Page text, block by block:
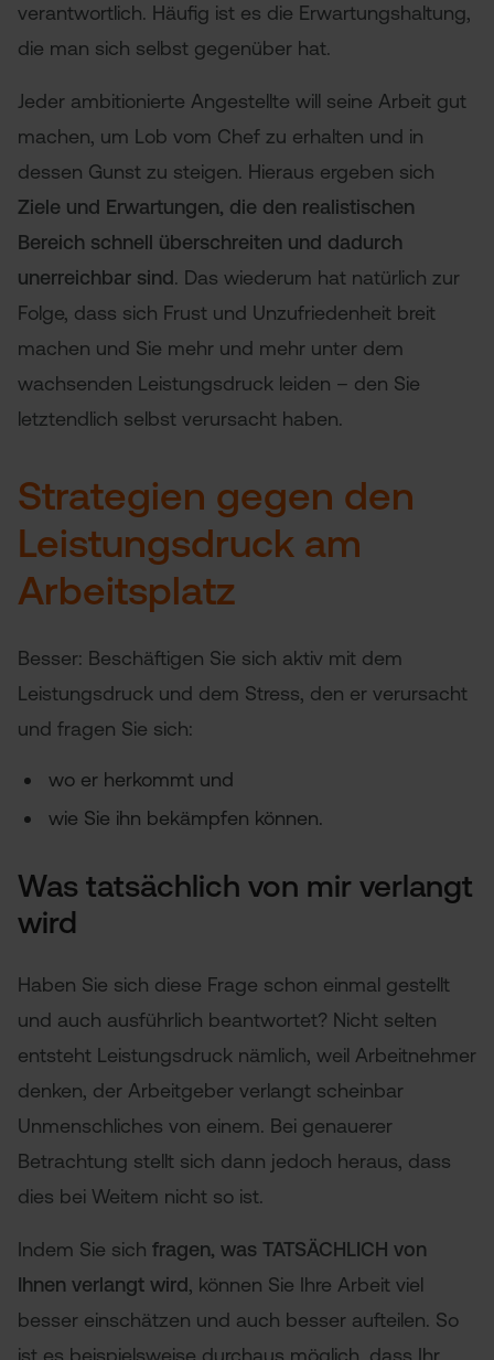
verantwortlich. Häufig ist es die Erwartungshaltung,
die man sich selbst gegenüber hat.
Jeder ambitionierte Angestellte will seine Arbeit gut
machen, um Lob vom Chef zu erhalten und in
dessen Gunst zu steigen. Hieraus ergeben sich
Ziele und Erwartungen, die den realistischen
Bereich schnell überschreiten und dadurch
unerreichbar sind. Das wiederum hat natürlich zur
Folge, dass sich Frust und Unzufriedenheit breit
machen und Sie mehr und mehr unter dem
wachsenden Leistungsdruck leiden – den Sie
letztendlich selbst verursacht haben.
Strategien gegen den
Leistungsdruck am
Arbeitsplatz
Besser: Beschäftigen Sie sich aktiv mit dem
Leistungsdruck und dem Stress, den er verursacht
und fragen Sie sich:
wo er herkommt und
wie Sie ihn bekämpfen können.
Was tatsächlich von mir verlangt
wird
Haben Sie sich diese Frage schon einmal gestellt
und auch ausführlich beantwortet? Nicht selten
entsteht Leistungsdruck nämlich, weil Arbeitnehmer
denken, der Arbeitgeber verlangt scheinbar
Unmenschliches von einem. Bei genauerer
Betrachtung stellt sich dann jedoch heraus, dass
dies bei Weitem nicht so ist.
Indem Sie sich fragen, was TATSÄCHLICH von
Ihnen verlangt wird, können Sie Ihre Arbeit viel
besser einschätzen und auch besser aufteilen. So
ist es beispielsweise durchaus möglich, dass Ihr